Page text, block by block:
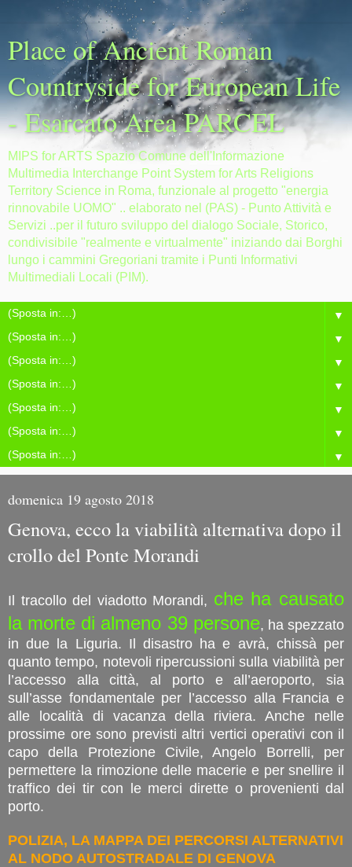
Place of Ancient Roman
Countryside for European Life
- Esarcato Area PARCEL
MIPS for ARTS Spazio Comune dell'Informazione
Multimedia Interchange Point System for Arts Religions
Territory Science in Roma, funzionale al progetto "energia
rinnovabile UOMO" .. elaborato nel (PAS) - Punto Attività e
Servizi ..per il futuro sviluppo del dialogo Sociale, Storico,
condivisibile "realmente e virtualmente" iniziando dai Borghi
lungo i cammini Gregoriani tramite i Punti Informativi
Multimediali Locali (PIM).
▼
▼
▼
▼
▼
▼
▼
domenica 19 agosto 2018
Genova, ecco la viabilità alternativa dopo il
crollo del Ponte Morandi
Il tracollo del viadotto Morandi, che ha causato
la morte di almeno 39 persone, ha spezzato
in due la Liguria. Il disastro ha e avrà, chissà per
quanto tempo, notevoli ripercussioni sulla viabilità per
l’accesso alla città, al porto e all’aeroporto, sia
sull’asse fondamentale per l’accesso alla Francia e
alle località di vacanza della riviera. Anche nelle
prossime ore sono previsti altri vertici operativi con il
capo della Protezione Civile, Angelo Borrelli, per
permettere la rimozione delle macerie e per snellire il
traffico dei tir con le merci dirette o provenienti dal
porto.
POLIZIA, LA MAPPA DEI PERCORSI ALTERNATIVI
AL NODO AUTOSTRADALE DI GENOVA